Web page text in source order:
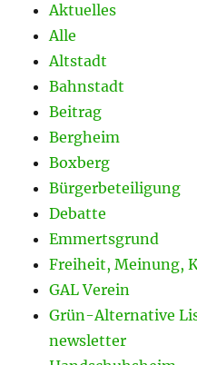
Aktuelles
Alle
Altstadt
Bahnstadt
Beitrag
Bergheim
Boxberg
Bürgerbeteiligung
Debatte
Emmertsgrund
Freiheit, Meinung,
GAL Verein
Grün-Alternative
newsletter